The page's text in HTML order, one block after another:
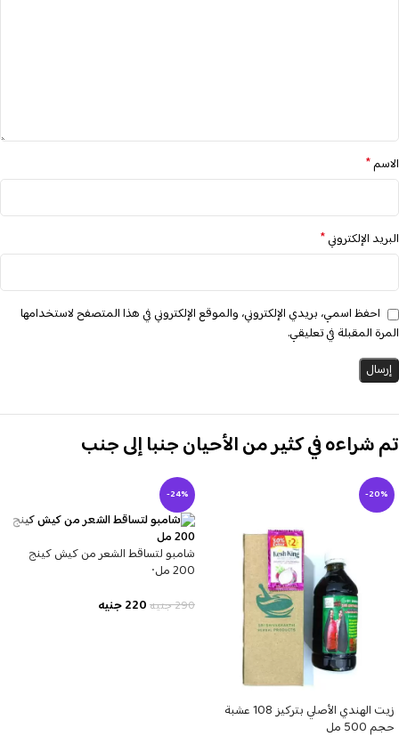
الاسم*
البريد الإلكتروني*
احفظ اسمي، بريدي الإلكتروني، والموقع الإلكتروني في هذا المتصفح لاستخدامها
المرة المقبلة في تعليقي.
تم شراءه في كثير من الأحيان جنبا إلى جنب
-20%
زيت الهندي الأصلي بتركيز 108 عشبة
حجم 500 مل
-24%
شامبو لتساقط الشعر من كيش كينج
200 مل٠
290جنيه220جنيه